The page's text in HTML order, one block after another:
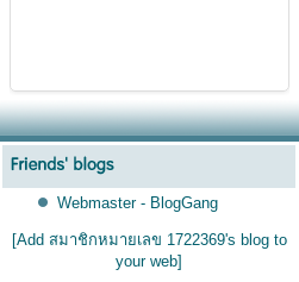
Webmaster - BlogGang
[Add สมาชิกหมายเลข 1722369's blog to
your web]